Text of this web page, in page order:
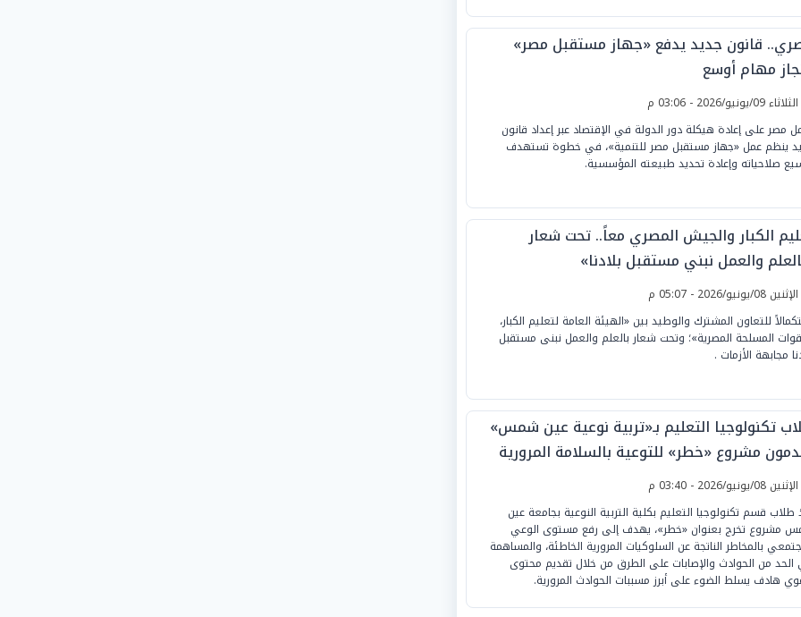
قانون جديد يدفع «جهاز مستقبل مصر»
مهام أوسع
الثلاثاء 09/يونيو/2026 - 03:06 م
مصر على إعادة هيكلة دور الدولة في الإقتصاد عبر إعداد قانون
ينظم عمل «جهاز مستقبل مصر للتنمية»، في خطوة تستهدف
صلاحياته وإعادة تحديد طبيعته المؤسسية.
الكبار والجيش المصري معاً.. تحت شعار
والعمل نبني مستقبل بلادنا»
الإثنين 08/يونيو/2026 - 05:07 م
للتعاون المشترك والوطيد بين «الهيئة العامة لتعليم الكبار،
المسلحة المصرية»؛ وتحت شعار بالعلم والعمل نبنى مستقبل
مجابهة الأزمات .
تكنولوجيا التعليم بـ«تربية نوعية عين شمس»
مشروع «خطر» للتوعية بالسلامة المرورية
الإثنين 08/يونيو/2026 - 03:40 م
طلاب قسم تكنولوجيا التعليم بكلية التربية النوعية بجامعة عين
مشروع تخرج بعنوان «خطر»، يهدف إلى رفع مستوى الوعي
بالمخاطر الناتجة عن السلوكيات المرورية الخاطئة، والمساهمة
من الحوادث والإصابات على الطرق من خلال تقديم محتوى
هادف يسلط الضوء على أبرز مسببات الحوادث المرورية.